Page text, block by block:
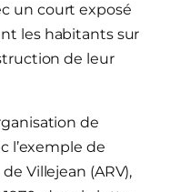
un court exposé
les habitants sur
de leur
de
l’exemple de
Villejean (ARV),